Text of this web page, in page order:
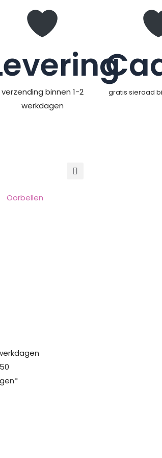
verzending binnen 1-2
werkdagen
gratis sieraad
Oorbellen